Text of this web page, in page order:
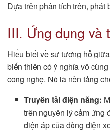
Dựa trên phân tích trên, phát
III. Ứng dụng và
Hiểu biết về sự tương hỗ
biến thiên có ý nghĩa vô
công nghệ. Nó là nền tảng
Truyền tải điện năng:
trên nguyên lý cảm ứng
điện áp của dòng điện